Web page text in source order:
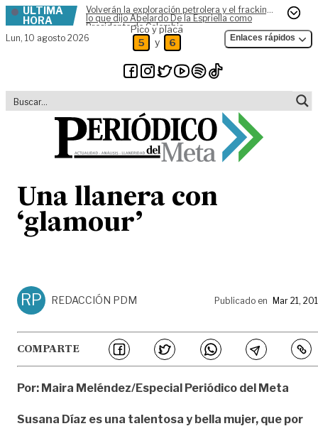
Skip to content
ÚLTIMA
HORA
Volverán la exploración petrolera y el fracking,
lo que dijo Abelardo De la Espriella como
Presidente de Colombia
Lun, 10 agosto 2026
Pico y placa
5 y 6 Enlaces rápidos
Una llanera con
‘glamour’
RP REDACCIÓN PDM Publicado en Mar 21,
COMPARTE
Por: Maira Meléndez/Especial Periódico del Meta
Susana Díaz es una talentosa y bella mujer, que por